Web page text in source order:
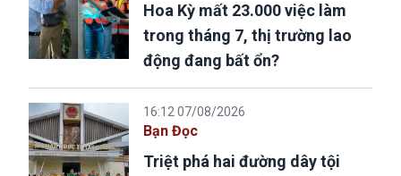
Hoa Kỳ mất 23.000 việc làm
trong tháng 7, thị trường lao
động đang bất ổn?
16:12 07/08/2026
Bạn Đọc
Triệt phá hai đường dây tội